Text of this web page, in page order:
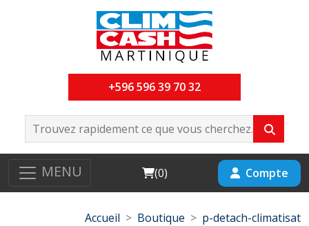
+596 596 39 70 32
MENU Cart
(0) Compte
Accueil Boutique
p-detach-climatisat